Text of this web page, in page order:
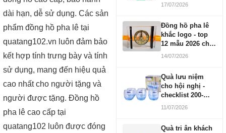
dài hạn, dễ sử dụng. Các sản
phẩm đồng hồ pha lê tại
quatang102.vn luôn đảm bảo
kết hợp tính trưng bày và tính
sử dụng, mang đến hiệu quả
cao nhất cho người tặng và
người được tặng. Đồng hồ
pha lê cao cấp tại
quatang102 luôn được đóng
17/07/2026
Đồng hồ pha lê
khắc logo - top
12 mẫu 2026 cho
doanh nghiệp
14/07/2026
Quà lưu niệm
cho hội nghị -
checklist 200-
1000 người
11/07/2026
Quà tri ân khách